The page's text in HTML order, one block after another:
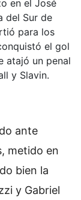
en el José
del Sur de
para los
el gol
atajó un penal
y Slavin.
ante
metido en
bien la
y Gabriel